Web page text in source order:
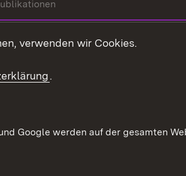
Mediathek
verwenden wir Cookies.
.
Google werden auf der gesamten